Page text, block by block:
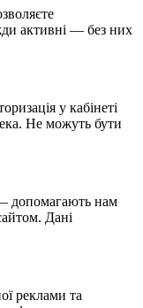
активні — без них
у кабінеті
Не можуть бути
допомагають нам
Дані
реклами та